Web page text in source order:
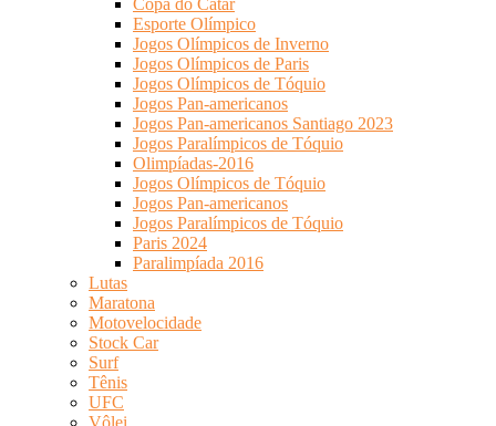
Copa do Catar
Esporte Olímpico
Jogos Olímpicos de Inverno
Jogos Olímpicos de Paris
Jogos Olímpicos de Tóquio
Jogos Pan-americanos
Jogos Pan-americanos Santiago 2023
Jogos Paralímpicos de Tóquio
Olimpíadas-2016
Jogos Olímpicos de Tóquio
Jogos Pan-americanos
Jogos Paralímpicos de Tóquio
Paris 2024
Paralimpíada 2016
Lutas
Maratona
Motovelocidade
Stock Car
Surf
Tênis
UFC
Vôlei